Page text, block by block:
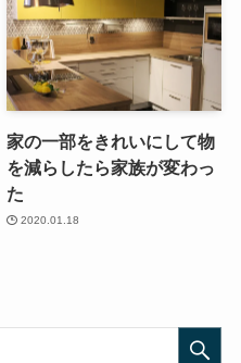
家の一部をきれいにして物
を減らしたら家族が変わっ
た
2020.01.18